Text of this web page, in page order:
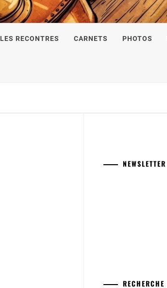
LES RECONTRES CARNETS PHOTOS
NEWSLETTER
RECHERCHE